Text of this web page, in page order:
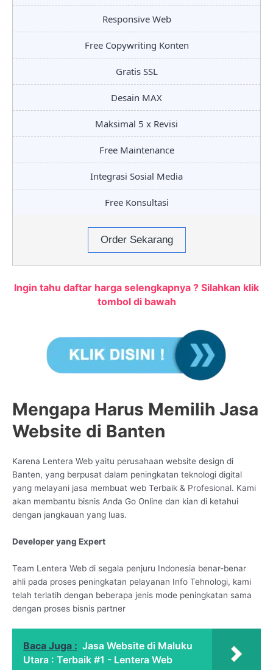
Responsive Web
Free Copywriting Konten
Gratis SSL
Desain MAX
Maksimal 5 x Revisi
Free Maintenance
Integrasi Sosial Media
Free Konsultasi
Order Sekarang
Ingin tahu daftar harga selengkapnya ? Silahkan klik
tombol di bawah
Mengapa Harus Memilih Jasa
Website di Banten
Karena Lentera Web yaitu perusahaan website design di
Banten, yang berpusat dalam peningkatan teknologi digital
yang melayani jasa membuat web Terbaik & Profesional. Kami
akan membantu bisnis Anda Go Online dan kian di ketahui
dengan jangkauan yang luas.
Developer yang Expert
Team Lentera Web di segala penjuru Indonesia benar-benar
ahli pada proses peningkatan pelayanan Info Tehnologi, kami
telah terlatih dengan beberapa jenis mode peningkatan sama
dengan proses bisnis partner
Baca Juga : Jasa Website di Maluku
Utara : Terbaik #1 - Lentera Web